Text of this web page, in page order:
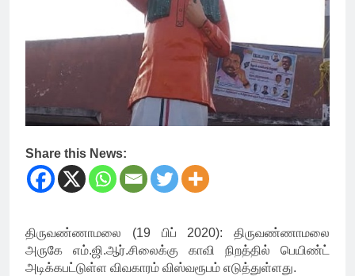
Share this News:
திருவண்ணாமலை (19 பிப் 2020): திருவண்ணாமலை
அருகே எம்.ஜி.ஆர்.சிலைக்கு காவி நிறத்தில் பெயிண்ட்
அடிக்கபட்டுள்ள விவகாரம் விஸ்வரூபம் எடுத்துள்ளது.